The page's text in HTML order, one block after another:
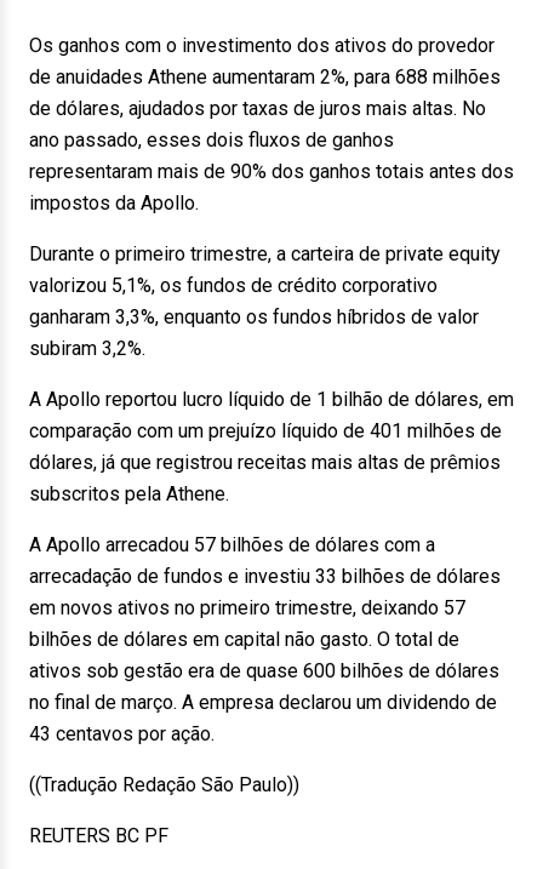
Os ganhos com o investimento dos ativos do provedor
de anuidades Athene aumentaram 2%, para 688 milhões
de dólares, ajudados por taxas de juros mais altas. No
ano passado, esses dois fluxos de ganhos
representaram mais de 90% dos ganhos totais antes dos
impostos da Apollo.
Durante o primeiro trimestre, a carteira de private equity
valorizou 5,1%, os fundos de crédito corporativo
ganharam 3,3%, enquanto os fundos híbridos de valor
subiram 3,2%.
A Apollo reportou lucro líquido de 1 bilhão de dólares, em
comparação com um prejuízo líquido de 401 milhões de
dólares, já que registrou receitas mais altas de prêmios
subscritos pela Athene.
A Apollo arrecadou 57 bilhões de dólares com a
arrecadação de fundos e investiu 33 bilhões de dólares
em novos ativos no primeiro trimestre, deixando 57
bilhões de dólares em capital não gasto. O total de
ativos sob gestão era de quase 600 bilhões de dólares
no final de março. A empresa declarou um dividendo de
43 centavos por ação.
((Tradução Redação São Paulo))
REUTERS BC PF